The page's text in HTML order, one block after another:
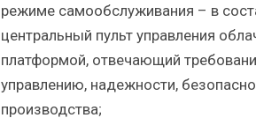
режиме самообслуживания – в
центральный пульт управления
платформой, отвечающий
управлению, надежности,
производства;